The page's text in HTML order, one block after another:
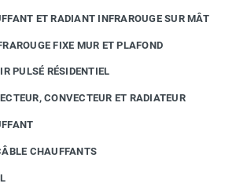
ET RADIANT INFRAROUGE SUR MÂT
FIXE MUR ET PLAFOND
PULSÉ RÉSIDENTIEL
CONVECTEUR ET RADIATEUR
CHAUFFANTS